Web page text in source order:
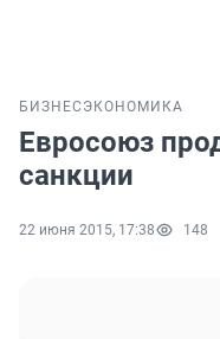
БИЗНЕС ЭКОНОМИКА
Евросоюз
санкции
22 июня 2015, 17:38 148